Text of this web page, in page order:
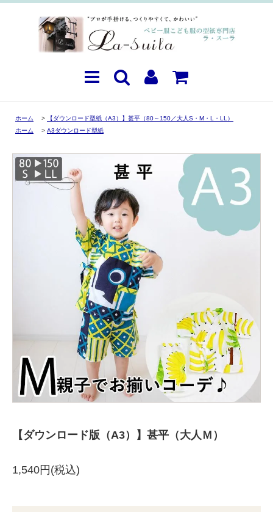
ホーム >
【ダウンロード型紙（A3）】甚平（80～150／大人S・M・L・LL）
ホーム
> A3ダウンロード型紙
【ダウンロード版（A3）】甚平（大人Ｍ）
1,540円(税込)